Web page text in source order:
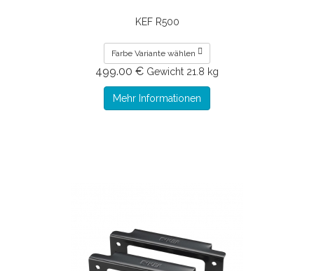
KEF R500
Farbe Variante wählen
499.00 € Gewicht 21.8 kg
Mehr Informationen